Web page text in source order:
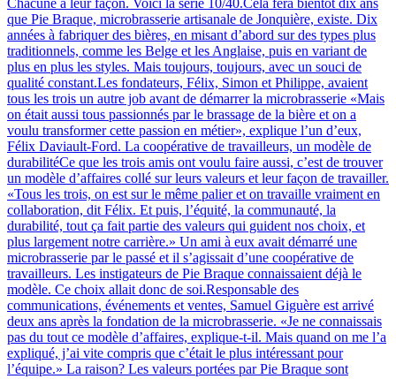
Chacune à leur façon. Voici la série 10/40.Cela fera bientôt dix ans
que Pie Braque, microbrasserie artisanale de Jonquière, existe. Dix
années à fabriquer des bières, en misant d’abord sur des types plus
traditionnels, comme les Belge et les Anglaise, puis en variant de
plus en plus les styles. Mais toujours, toujours, avec un souci de
qualité constant.Les fondateurs, Félix, Simon et Philippe, avaient
tous les trois un autre job avant de démarrer la microbrasserie «Mais
on était aussi tous passionnés par le brassage de la bière et on a
voulu transformer cette passion en métier», explique l’un d’eux,
Félix Daviault-Ford. La coopérative de travailleurs, un modèle de
durabilitéCe que les trois amis ont voulu faire aussi, c’est de trouver
un modèle d’affaires collé sur leurs valeurs et leur façon de travailler.
«Tous les trois, on est sur le même palier et on travaille vraiment en
collaboration, dit Félix. Et puis, l’équité, la communauté, la
durabilité, tout ça fait partie des valeurs qui guident nos choix, et
plus largement notre carrière.» Un ami à eux avait démarré une
microbrasserie par le passé et il s’agissait d’une coopérative de
travailleurs. Les instigateurs de Pie Braque connaissaient déjà le
modèle. Ce choix allait donc de soi.Responsable des
communications, événements et ventes, Samuel Giguère est arrivé
deux ans après la fondation de la microbrasserie. «Je ne connaissais
pas du tout ce modèle d’affaires, explique-t-il. Mais quand on me l’a
expliqué, j’ai vite compris que c’était le plus intéressant pour
l’équipe.» La raison? Les valeurs portées par Pie Braque sont